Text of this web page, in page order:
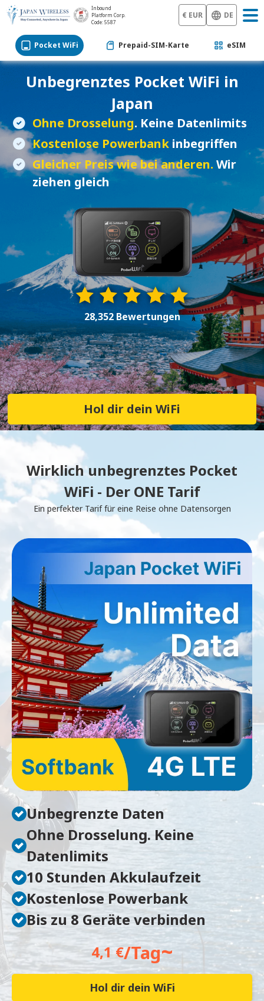
Inbound
Platform Corp.
Code: 5587
€ EUR DE
Pocket WiFi Prepaid-SIM-Karte eSIM
Unbegrenztes Pocket WiFi in
Japan
Ohne Drosselung. Keine Datenlimits
Kostenlose Powerbank inbegriffen
Gleicher Preis wie bei anderen. Wir
ziehen gleich
28,352 Bewertungen
Hol dir dein WiFi
Wirklich unbegrenztes Pocket
WiFi - Der ONE Tarif
Ein perfekter Tarif für eine Reise ohne Datensorgen
Unbegrenzte Daten
Ohne Drosselung. Keine
Datenlimits
10 Stunden Akkulaufzeit
Kostenlose Powerbank
Bis zu 8 Geräte verbinden
4,1 €/Tag~
Hol dir dein WiFi